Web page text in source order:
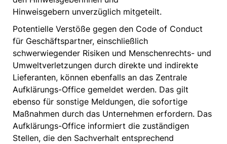
Hinweisgebern unverzüglich mitgeteilt.
Potentielle Verstöße gegen den Code of Conduct
für Geschäftspartner, einschließlich
schwerwiegender Risiken und Menschenrechts- und
Umweltverletzungen durch direkte und indirekte
Lieferanten, können ebenfalls an das Zentrale
Aufklärungs-Office gemeldet werden. Das gilt
ebenso für sonstige Meldungen, die sofortige
Maßnahmen durch das Unternehmen erfordern. Das
Aufklärungs-Office informiert die zuständigen
Stellen, die den Sachverhalt entsprechend